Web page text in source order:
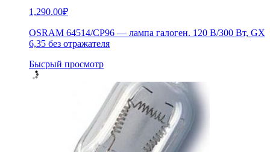
1,290.00₽
OSRAM 64514/CP96 — лампа галоген. 120 В/300 Вт, GX
6,35 без отражателя
Бысрый просмотр